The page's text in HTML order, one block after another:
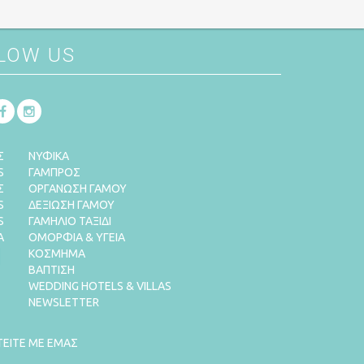
US
ΝΥΦΙΚΑ
ΓΑΜΠΡΟΣ
ΟΡΓΑΝΩΣΗ ΓΑΜΟΥ
ΔΕΞΙΩΣΗ ΓΑΜΟΥ
ΓΑΜΗΛΙΟ ΤΑΞΙΔΙ
ΟΜΟΡΦΙΑ & ΥΓΕΙΑ
ΚΟΣΜΗΜΑ
ΒΑΠΤΙΣΗ
WEDDING HOTELS & VILLAS
NEWSLETTER
ΜΕ ΕΜΑΣ